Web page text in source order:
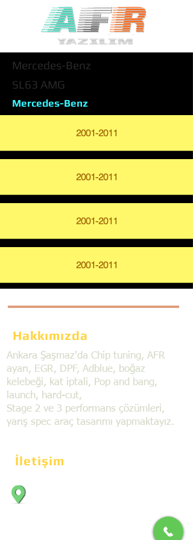
Mercedes-Benz
SL63 AMG
Mercedes-Benz
2001-2011
2001-2011
2001-2011
2001-2011
Hakkımızda
Ankara Şaşmaz'da Chip tuning, AFR
ayarı, EGR, DPF, Adblue, boğaz
kelebeği, kat iptali, Pop and bang,
launch, hard-cut,
Stage 2 ve 3 performans çözümleri,
yarış spec araç tasarımı yapmaktayız.
İletişim